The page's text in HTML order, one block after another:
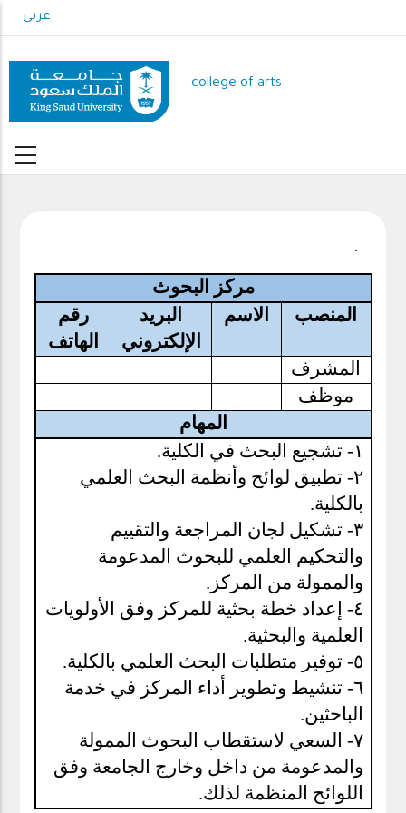
to
content
عربي
college of arts
.
مركز البحوث
المنصب
الاسم
البريد
الإلكتروني
رقم
الهاتف
المشرف
موظف
المهام
١- تشجيع البحث في الكلية.
٢- تطبيق لوائح وأنظمة البحث العلمي
بالكلية.
٣- تشكيل لجان المراجعة والتقييم
والتحكيم العلمي للبحوث المدعومة
والممولة من المركز.
٤- إعداد خطة بحثية للمركز وفق الأولويات
العلمية والبحثية.
٥- توفير متطلبات البحث العلمي بالكلية.
٦- تنشيط وتطوير أداء المركز في خدمة
الباحثين.
٧- السعي لاستقطاب البحوث الممولة
والمدعومة من داخل وخارج الجامعة وفق
اللوائح المنظمة لذلك.